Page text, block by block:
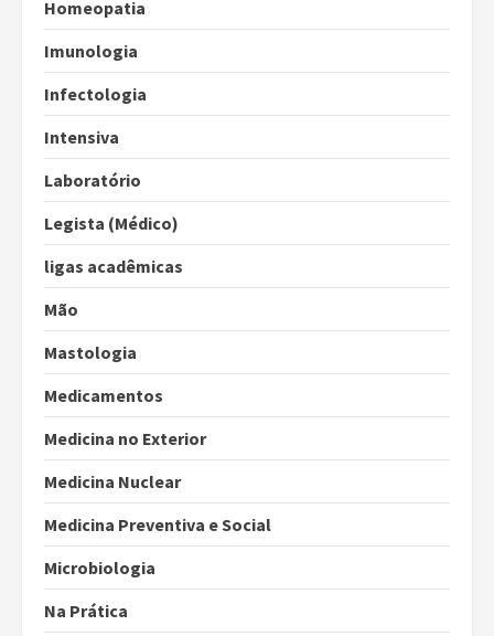
Homeopatia
Imunologia
Infectologia
Intensiva
Laboratório
Legista (Médico)
ligas acadêmicas
Mão
Mastologia
Medicamentos
Medicina no Exterior
Medicina Nuclear
Medicina Preventiva e Social
Microbiologia
Na Prática